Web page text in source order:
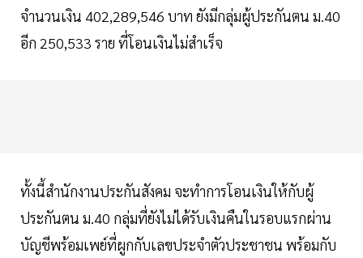
จำนวนเงิน 402,289,546 บาท ยังมีกลุ่มผู้ประกันตน ม.40
อีก 250,533 ราย ที่โอนเงินไม่สำเร็จ
ทั้งนี้สำนักงานประกันสังคม จะทำการโอนเงินให้กับผู้
ประกันตน ม.40 กลุ่มที่ยังไม่ได้รับเงินคืนในรอบแรกผ่าน
บัญชีพร้อมเพย์ที่ผูกกับเลขประจำตัวประชาชน พร้อมกับ